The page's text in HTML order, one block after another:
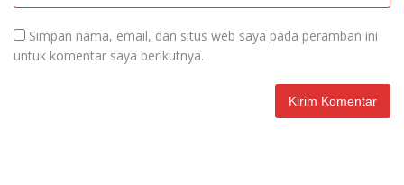
Simpan nama, email, dan situs web saya pada peramban ini
untuk komentar saya berikutnya.